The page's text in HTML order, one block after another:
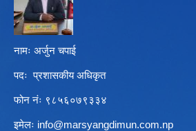
नामः अर्जुन चपाई
पदः प्रशासकीय अधिकृत
फोन नंः ९८५६०७९३३४
इमेलः info@marsyangdimun.com.np